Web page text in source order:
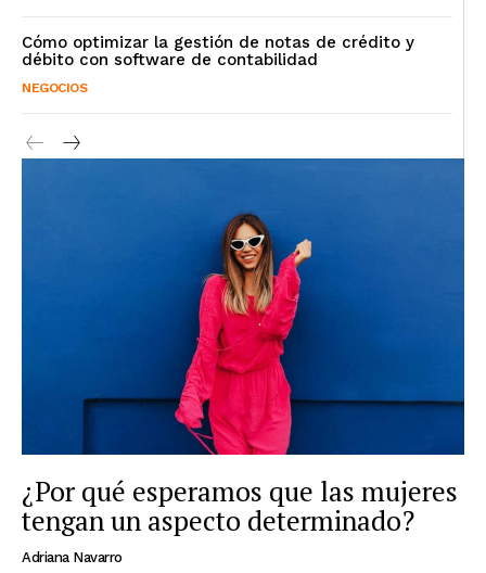
Cómo optimizar la gestión de notas de crédito y
débito con software de contabilidad
NEGOCIOS
¿Por qué esperamos que las mujeres
tengan un aspecto determinado?
Adriana Navarro